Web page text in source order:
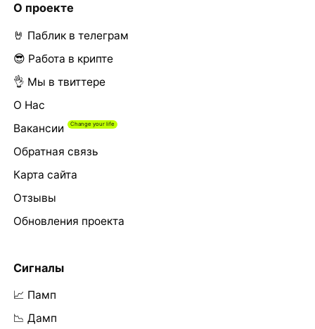
О проекте
🤘 Паблик в телеграм
😎 Работа в крипте
👌 Мы в твиттере
О Нас
Вакансии
Обратная связь
Карта сайта
Отзывы
Обновления проекта
Сигналы
📈 Памп
📉 Дамп